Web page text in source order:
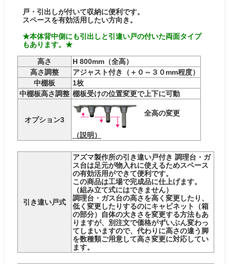
戸・引出しが付いて収納に便利です。
スペースを有効活用したい方向き。
★本体背中側にも引出しと引違い戸の付いた両面タイプ
もあります。★
高さ
H 800mm（全高）
高さ調整
アジャスト付き（＋０～３０mm程度）
中棚板
1枚
中棚板高さ調整 棚板受けの位置変更で上下に可動
オプション3
全高の変更
（説明）
引き違い戸式
アズマ製作所の引き違い戸付き 調理台・ガ
ス台は足元が物入れに使えるためスペース
の有効活用ができて便利です。
この商品は工場で完成品に仕上げます。
（組み立て式にはできません）
調理台・ガス台の高さを高く変更したり、
低く変更したりするのにキャビネット（箱
の部分）自体の大きさを変更する方法もあ
りますが、別注文で価格がずいぶん変わっ
てしまいますので、代わりに高さの違う脚
を数種類ご用意して高さ変更に対応してい
ます。